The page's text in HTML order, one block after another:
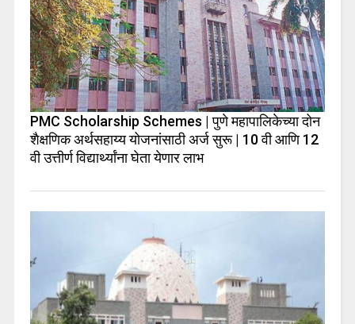
PMC Scholarship Schemes | पुणे महापालिकेच्या दोन
शैक्षणिक अर्थसहाय्य योजनांसाठी अर्ज सुरू | 10 वी आणि 12
वी उत्तीर्ण विद्यार्थ्यांना घेता येणार लाभ